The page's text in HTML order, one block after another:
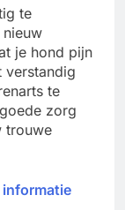
te
je hond pijn
verstandig
te
zorg
trouwe
informatie